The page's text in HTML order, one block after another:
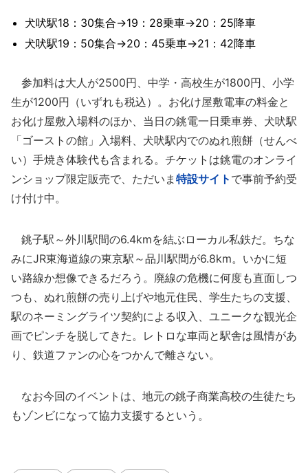
犬吠駅18：30集合→19：28乗車→20：25降車
犬吠駅19：50集合→20：45乗車→21：42降車
参加料は大人が2500円、中学・高校生が1800円、小学
生が1200円（いずれも税込）。お化け屋敷電車の料金と
お化け屋敷入場料のほか、当日の銚電一日乗車券、犬吠駅
「ゴーストの館」入場料、犬吠駅内でのぬれ煎餅（せんべ
い）手焼き体験代も含まれる。チケットは銚電のオンライ
ンショップ限定販売で、ただいま 特設サイト で事前予約受
け付け中。
銚子駅～外川駅間の6.4kmを結ぶローカル私鉄だ。ちな
みにJR東海道線の東京駅～品川駅間が6.8km。いかに短
い路線か想像できるだろう。廃線の危機に何度も直面しつ
つも、ぬれ煎餅の売り上げや地元住民、学生たちの支援、
駅のネーミングライツ契約による収入、ユニークな観光企
画でピンチを脱してきた。レトロな車両と駅舎は風情があ
り、鉄道ファンの心をつかんで離さない。
なお今回のイベントは、地元の銚子商業高校の生徒たち
もゾンビになって協力支援するという。